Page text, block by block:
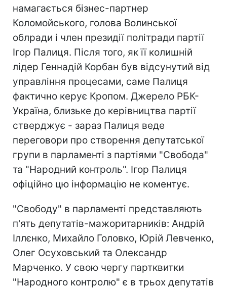
намагається бізнес-партнер
Коломойського, голова Волинської
облради і член президії політради партії
Ігор Палиця. Після того, як її колишній
лідер Геннадій Корбан був відсунутий від
управління процесами, саме Палиця
фактично керує Кропом. Джерело РБК-
Україна, близьке до керівництва партії
стверджує - зараз Палиця веде
переговори про створення депутатської
групи в парламенті з партіями "Свобода"
та "Народний контроль". Ігор Палиця
офіційно цю інформацію не коментує.
"Свободу" в парламенті представляють
п'ять депутатів-мажоритарників: Андрій
Іллєнко, Михайло Головко, Юрій Левченко,
Олег Осуховський та Олександр
Марченко. У свою чергу партквитки
"Народного контролю" є в трьох депутатів